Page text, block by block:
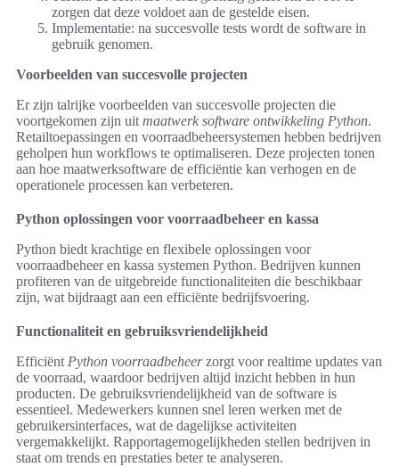
zorgen dat deze voldoet aan de gestelde eisen.
Implementatie: na succesvolle tests wordt de software in
gebruik genomen.
Voorbeelden van succesvolle projecten
Er zijn talrijke voorbeelden van succesvolle projecten die
voortgekomen zijn uit maatwerk software ontwikkeling Python.
Retailtoepassingen en voorraadbeheersystemen hebben bedrijven
geholpen hun workflows te optimaliseren. Deze projecten tonen
aan hoe maatwerksoftware de efficiëntie kan verhogen en de
operationele processen kan verbeteren.
Python oplossingen voor voorraadbeheer en kassa
Python biedt krachtige en flexibele oplossingen voor
voorraadbeheer en kassa systemen Python. Bedrijven kunnen
profiteren van de uitgebreide functionaliteiten die beschikbaar
zijn, wat bijdraagt aan een efficiënte bedrijfsvoering.
Functionaliteit en gebruiksvriendelijkheid
Efficiënt Python voorraadbeheerzorgt voor realtime updates van
de voorraad, waardoor bedrijven altijd inzicht hebben in hun
producten. De gebruiksvriendelijkheid van de software is
essentieel. Medewerkers kunnen snel leren werken met de
gebruikersinterfaces, wat de dagelijkse activiteiten
vergemakkelijkt. Rapportagemogelijkheden stellen bedrijven in
staat om trends en prestaties beter te analyseren.